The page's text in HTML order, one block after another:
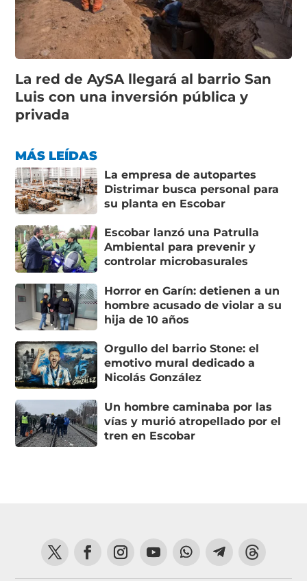
La red de AySA llegará al barrio San
Luis con una inversión pública y
privada
MÁS LEÍDAS
La empresa de autopartes
Distrimar busca personal para
su planta en Escobar
Escobar lanzó una Patrulla
Ambiental para prevenir y
controlar microbasurales
Horror en Garín: detienen a un
hombre acusado de violar a su
hija de 10 años
Orgullo del barrio Stone: el
emotivo mural dedicado a
Nicolás González
Un hombre caminaba por las
vías y murió atropellado por el
tren en Escobar